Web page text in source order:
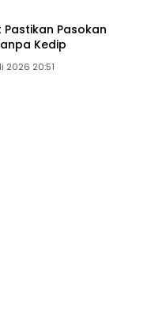
Pastikan Pasokan
Kedip
2026 20:51